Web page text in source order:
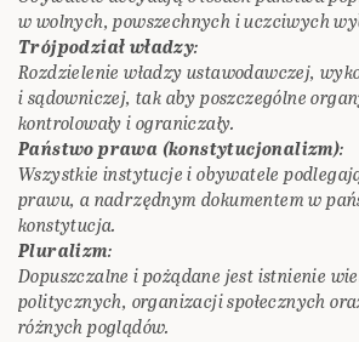
w wolnych, powszechnych i uczciwych
Trójpodział władzy:
Rozdzielenie władzy ustawodawczej,
i sądowniczej, tak aby poszczególne
kontrolowały i ograniczały.
Państwo prawa (konstytucjonalizm):
Wszystkie instytucje i obywatele
prawu, a nadrzędnym dokumentem w
konstytucja.
Pluralizm:
Dopuszczalne i pożądane jest istnienie
politycznych, organizacji społecznych
różnych poglądów.